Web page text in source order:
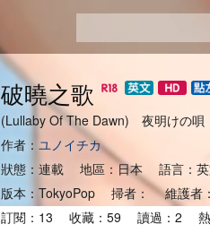
破曉之歌
(Lullaby Of The Dawn) 夜明けの唄
作者： ユノイチカ
狀態：連載 地區：日本 語言：
版本：TokyoPop 掃者： 維護者
訂閱：13 收藏：59 讀過：2 熱